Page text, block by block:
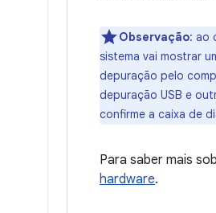
Observação: ao
sistema vai mostrar
depuração pelo
depuração USB e
confirme a caixa de
Para saber mais
hardware.